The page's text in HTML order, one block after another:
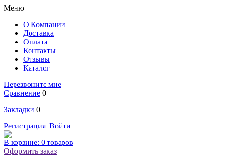
Меню
О Компании
Доставка
Оплата
Контакты
Отзывы
Каталог
Перезвоните мне
Сравнение 0
Закладки 0
Регистрация Войти
В корзине: 0 товаров
Оформить заказ